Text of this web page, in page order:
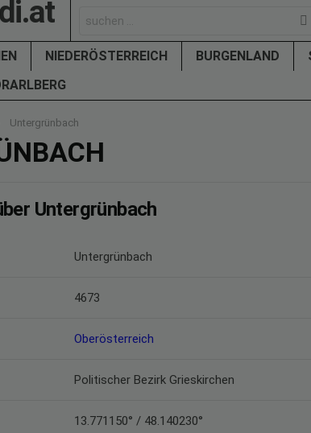
for:
NIEDERÖSTERREICH BURGENLAND
Untergrünbach
Untergrünbach
Untergrünbach
4673
Oberösterreich
Politischer Bezirk Grieskirchen
13.771150° / 48.140230°